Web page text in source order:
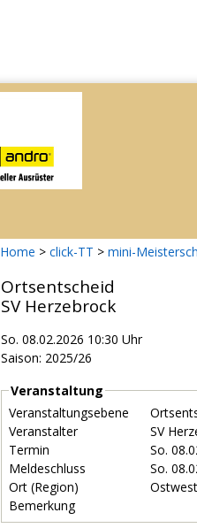
Home > click-TT > mini-
Ortsentscheid
SV Herzebrock
So. 08.02.2026 10:30 Uhr
Saison: 2025/26
Veranstaltung
Veranstaltungsebene
Veranstalter
SV
Termin
So.
Meldeschluss
So.
Ort (Region)
Bemerkung